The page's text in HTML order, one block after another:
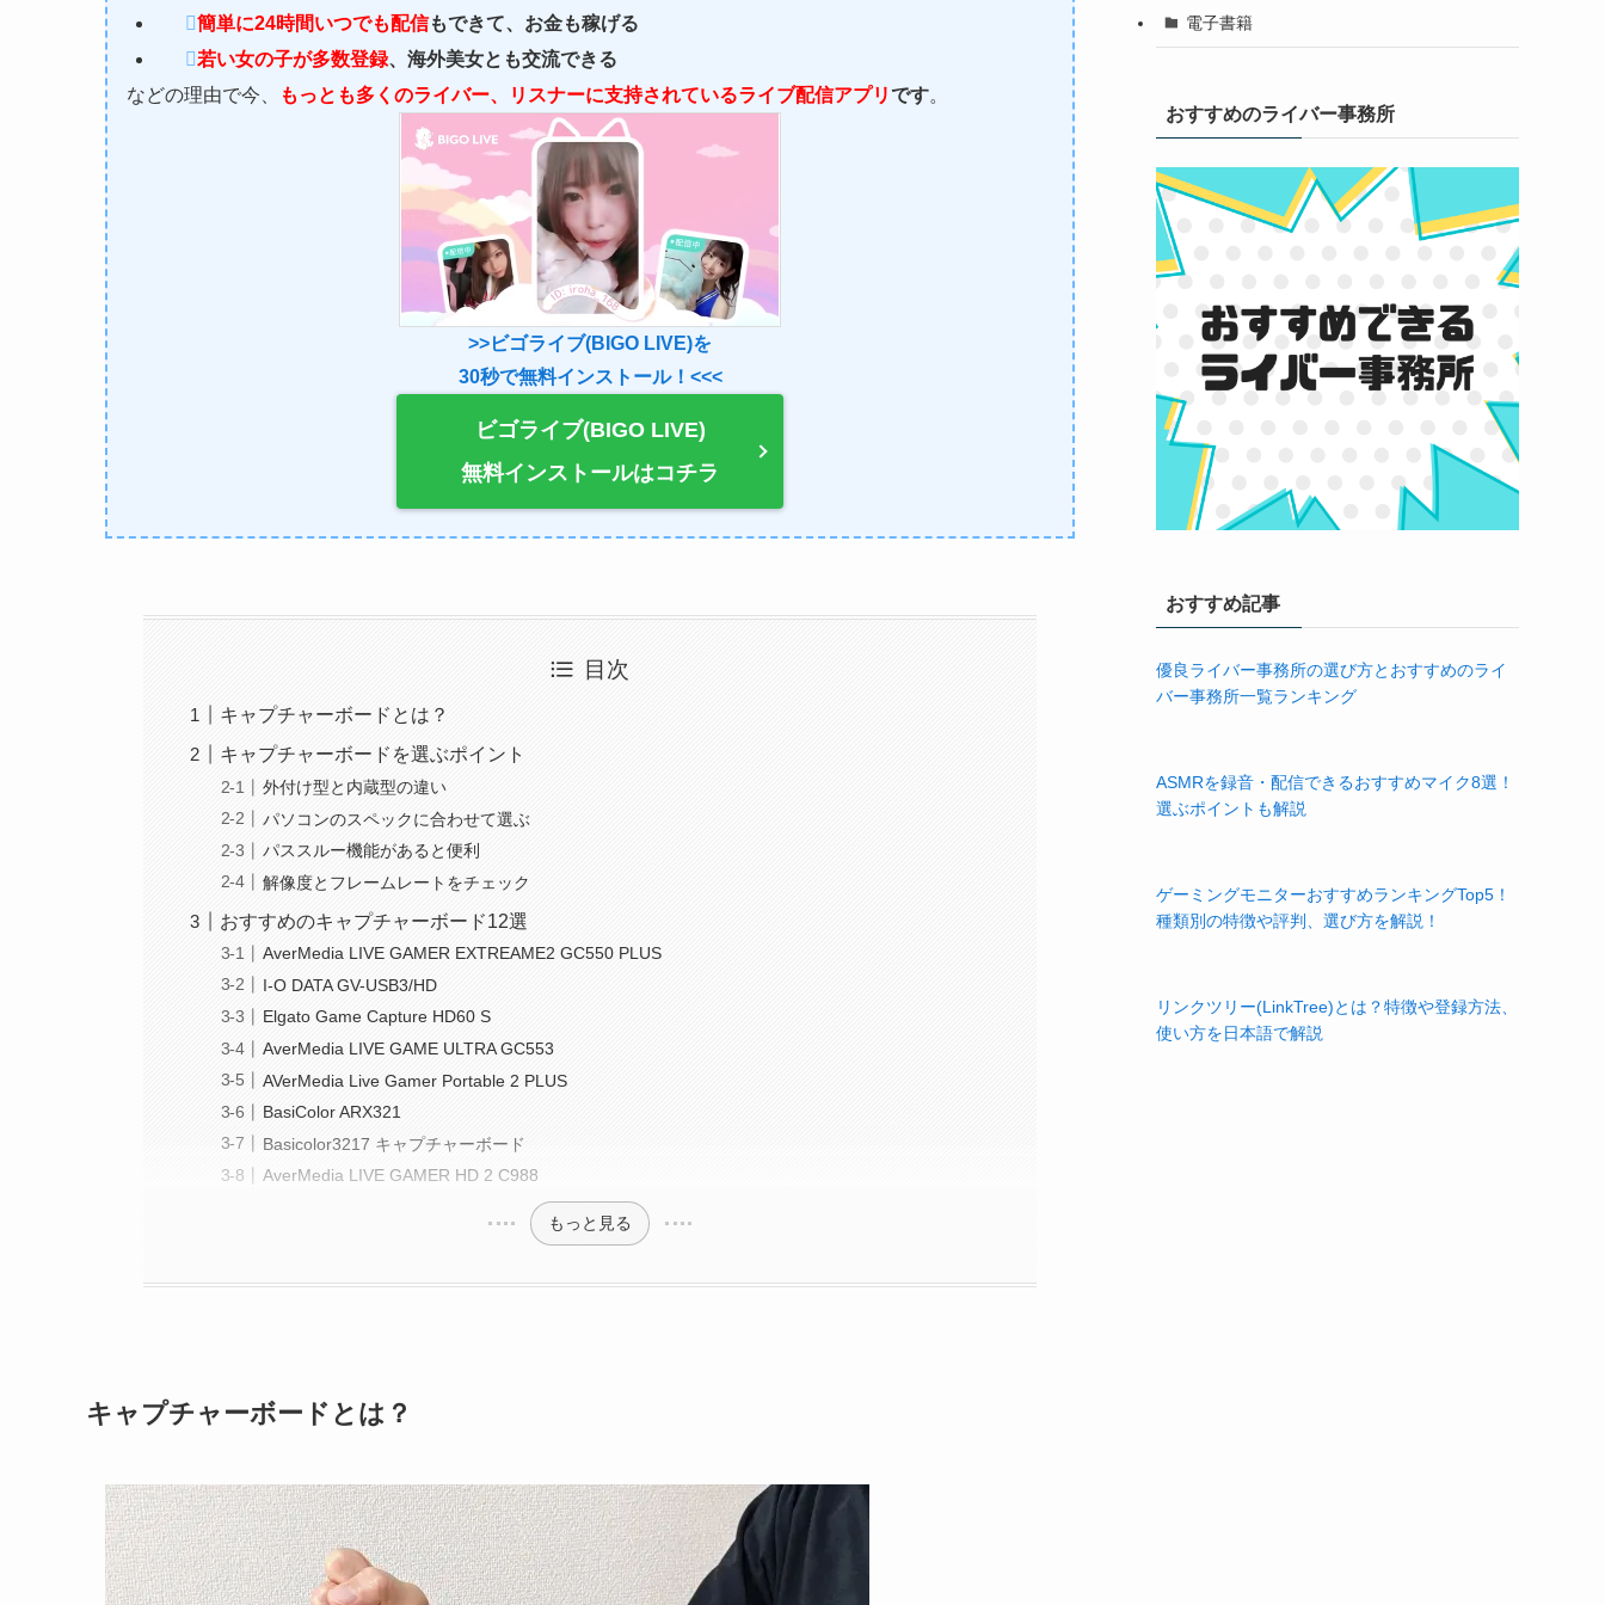
簡単に24時間いつでも配信もできて、お金も稼げる
若い女の子が多数登録、海外美女とも交流できる
などの理由で今、
もっとも多くのライバー、リスナーに支持されているライブ配信アプリです。
>>ビゴライブ(BIGO LIVE)を
30秒で無料インストール！<<<
ビゴライブ(BIGO LIVE)
無料インストールはコチラ
目次
キャプチャーボードとは？
キャプチャーボードを選ぶポイント
外付け型と内蔵型の違い
パソコンのスペックに合わせて選ぶ
パススルー機能があると便利
解像度とフレームレートをチェック
おすすめのキャプチャーボード12選
AverMedia LIVE GAMER EXTREAME2 GC550 PLUS
I-O DATA GV-USB3/HD
Elgato Game Capture HD60 S
AverMedia LIVE GAME ULTRA GC553
AVerMedia Live Gamer Portable 2 PLUS
BasiColor ARX321
Basicolor3217 キャプチャーボード
AverMedia LIVE GAMER HD 2 C988
もっと見る
キャプチャーボードとは？
電子書籍
おすすめのライバー事務所
おすすめ記事
優良ライバー事務所の選び方とおすすめのライ
バー事務所一覧ランキング
ASMRを録音・配信できるおすすめマイク8選！
選ぶポイントも解説
ゲーミングモニターおすすめランキングTop5！
種類別の特徴や評判、選び方を解説！
リンクツリー(LinkTree)とは？特徴や登録方法、
使い方を日本語で解説